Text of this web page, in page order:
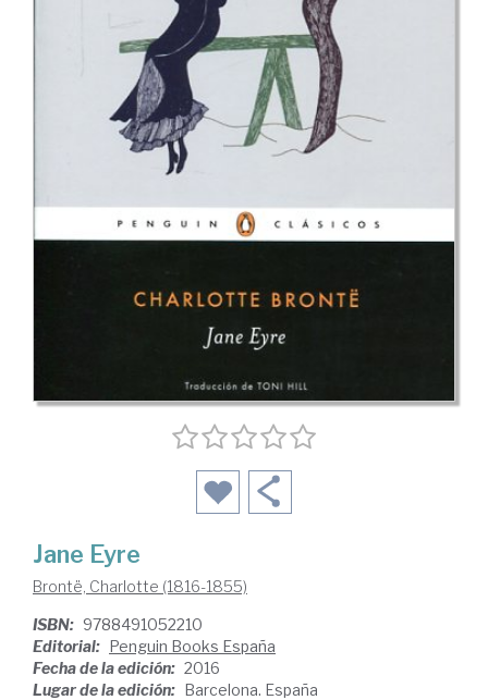
Jane Eyre
Brontë, Charlotte (1816-1855)
ISBN: 9788491052210
Editorial: Penguin Books España
Fecha de la edición: 2016
Lugar de la edición: Barcelona. España